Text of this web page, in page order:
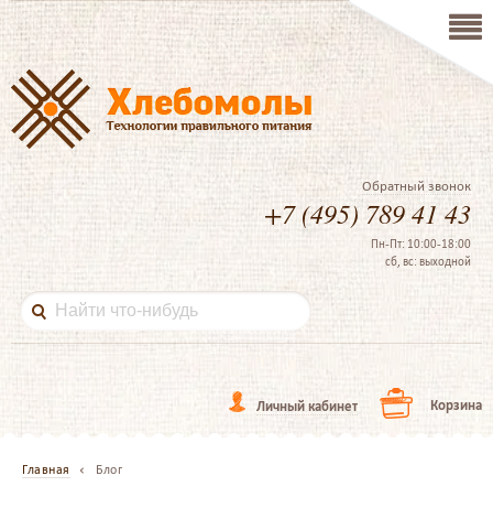
Обратный звонок
+7 (495) 789 41 43
Пн-Пт: 10:00-18:00
сб, вс: выходной
Личный кабинет Корзина
Главная Блог